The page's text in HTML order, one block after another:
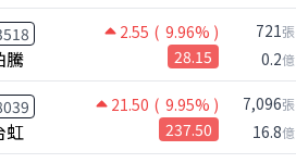
2.55 ( 9.96% )
騰 28.15
721張
0.2億
21.50 ( 9.95% )
虹 237.50
7,096張
16.8億